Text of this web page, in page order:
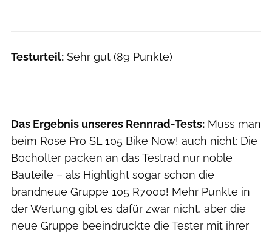
Testurteil: Sehr gut (89 Punkte)
Das Ergebnis unseres Rennrad-Tests: Muss man
beim Rose Pro SL 105 Bike Now! auch nicht: Die
Bocholter packen an das Testrad nur noble
Bauteile – als Highlight sogar schon die
brandneue Gruppe 105 R7000! Mehr Punkte in
der Wertung gibt es dafür zwar nicht, aber die
neue Gruppe beeindruckte die Tester mit ihrer